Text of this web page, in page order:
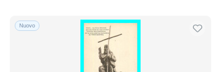
Nuovo